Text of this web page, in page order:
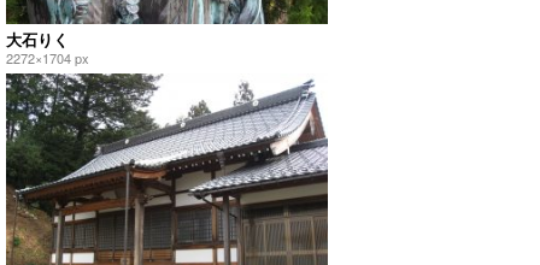
大石りく
2272×1704 px